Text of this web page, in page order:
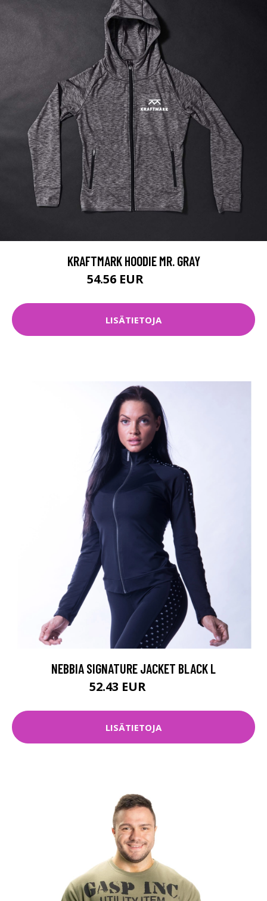
KRAFTMARK HOODIE MR. GRAY
54.56 EUR
LISÄTIETOJA
NEBBIA SIGNATURE JACKET BLACK L
52.43 EUR
LISÄTIETOJA